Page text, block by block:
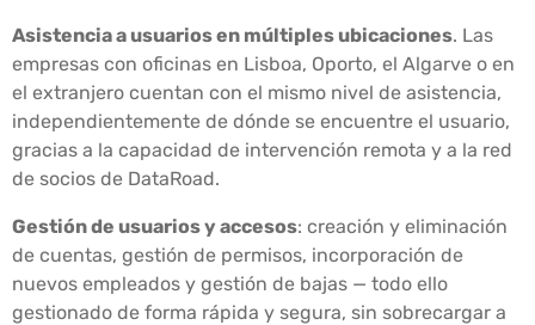
Asistencia a usuarios en múltiples ubicaciones. Las
empresas con oficinas en Lisboa, Oporto, el Algarve o en
el extranjero cuentan con el mismo nivel de asistencia,
independientemente de dónde se encuentre el usuario,
gracias a la capacidad de intervención remota y a la red
de socios de DataRoad.
Gestión de usuarios y accesos: creación y eliminación
de cuentas, gestión de permisos, incorporación de
nuevos empleados y gestión de bajas — todo ello
gestionado de forma rápida y segura, sin sobrecargar a